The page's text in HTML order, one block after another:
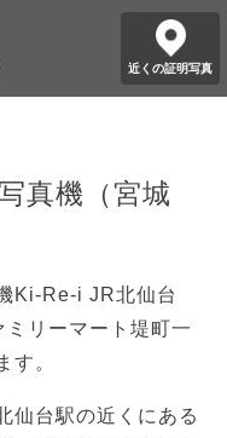
近くの証明写真
真機（宮城
Ki-Re-i JR北仙台
リーマート堤町一
す。
仙台駅の近くにある